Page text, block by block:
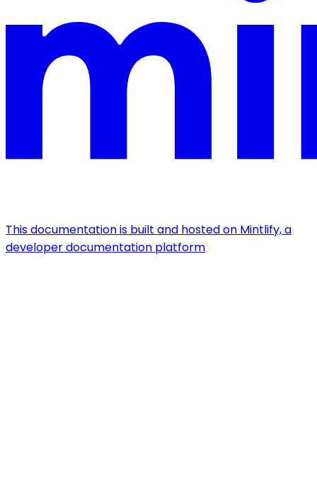
This documentation is built and hosted on Mintlify, a
developer documentation platform